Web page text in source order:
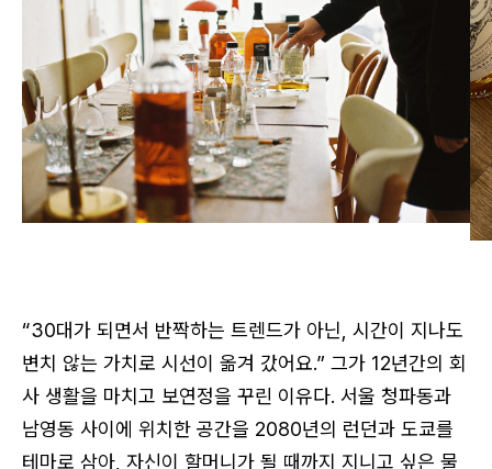
“30대가 되면서 반짝하는 트렌드가 아닌, 시간이 지나도
변치 않는 가치로 시선이 옮겨 갔어요.” 그가 12년간의 회
사 생활을 마치고 보연정을 꾸린 이유다. 서울 청파동과
남영동 사이에 위치한 공간을 2080년의 런던과 도쿄를
테마로 삼아, 자신이 할머니가 될 때까지 지니고 싶은 물
카카오로 시작하기